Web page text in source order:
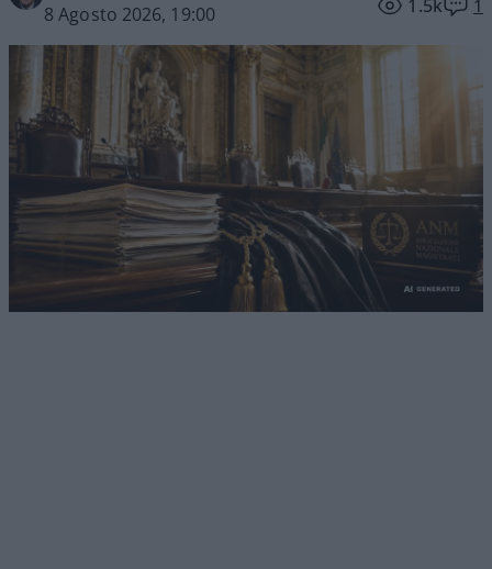
8 Agosto 2026, 19:00
1.5k 1